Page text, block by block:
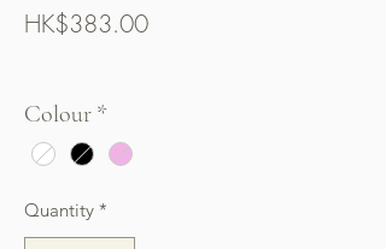
HK$383.00Price
Colour *
Quantity *